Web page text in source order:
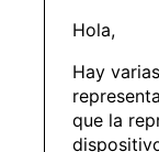
Hola,
Hay
que la